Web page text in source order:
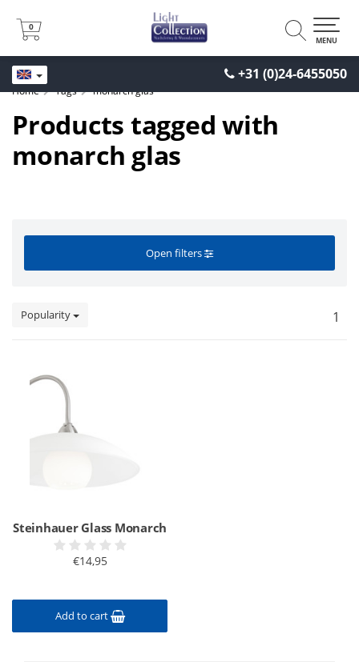
+31 (0)24-6455050
0
0
MENU
Home Tags monarch glas
Products tagged with
monarch glas
Open filters
Popularity 1
Steinhauer Glass Monarch
€14,95
Add to cart